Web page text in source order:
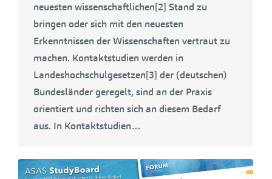
neuesten wissenschaftlichen[2] Stand zu
bringen oder sich mit den neuesten
Erkenntnissen der Wissenschaften vertraut zu
machen. Kontaktstudien werden in
Landeshochschulgesetzen[3] der (deutschen)
Bundesländer geregelt, sind an der Praxis
orientiert und richten sich an diesem Bedarf
aus. In Kontaktstudien…